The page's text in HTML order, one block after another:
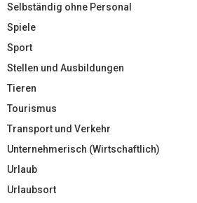
Selbständig ohne Personal
Spiele
Sport
Stellen und Ausbildungen
Tieren
Tourismus
Transport und Verkehr
Unternehmerisch (Wirtschaftlich)
Urlaub
Urlaubsort